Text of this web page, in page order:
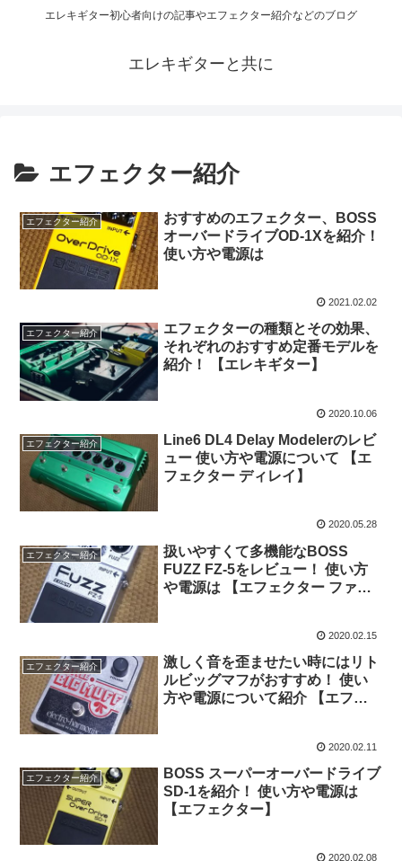
エレキギター初心者向けの記事やエフェクター紹介などのブログ
エレキギターと共に
エフェクター紹介
エフェクター紹介
おすすめのエフェクター、BOSS
オーバードライブOD-1Xを紹介！
使い方や電源は
2021.02.02
エフェクター紹介
エフェクターの種類とその効果、
それぞれのおすすめ定番モデルを
紹介！ 【エレキギター】
2020.10.06
エフェクター紹介
Line6 DL4 Delay Modelerのレビ
ュー 使い方や電源について 【エ
フェクター ディレイ】
2020.05.28
エフェクター紹介
扱いやすくて多機能なBOSS
FUZZ FZ-5をレビュー！ 使い方
や電源は 【エフェクター ファ
2020.02.15
エフェクター紹介
激しく音を歪ませたい時にはリト
ルビッグマフがおすすめ！ 使い
方や電源について紹介 【エフェ
2020.02.11
エフェクター紹介
BOSS スーパーオーバードライブ
SD-1を紹介！ 使い方や電源は
【エフェクター】
2020.02.08